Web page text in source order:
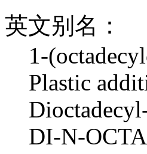
英文别名：
1-
Plastic
DI-N-